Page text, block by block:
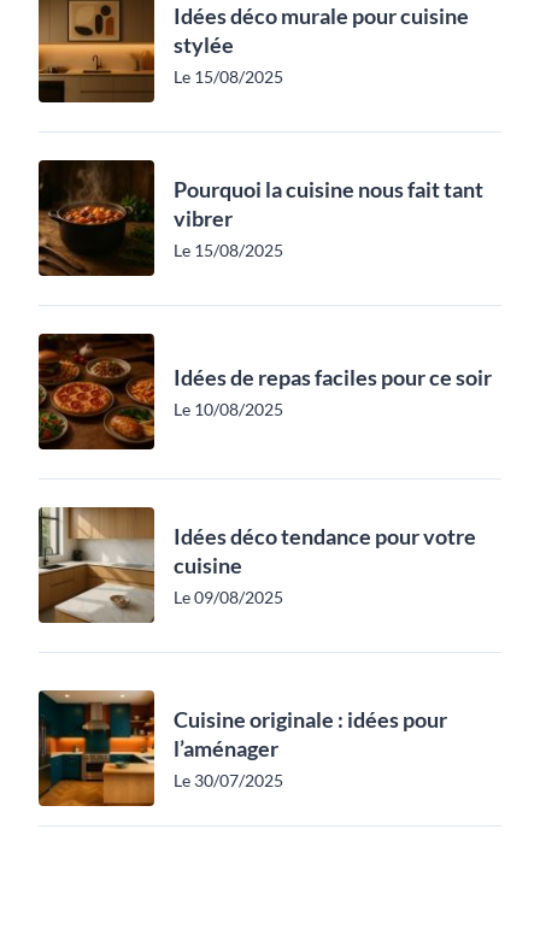
Idées déco murale pour cuisine
stylée
Le 15/08/2025
Pourquoi la cuisine nous fait tant
vibrer
Le 15/08/2025
Idées de repas faciles pour ce soir
Le 10/08/2025
Idées déco tendance pour votre
cuisine
Le 09/08/2025
Cuisine originale : idées pour
l’aménager
Le 30/07/2025